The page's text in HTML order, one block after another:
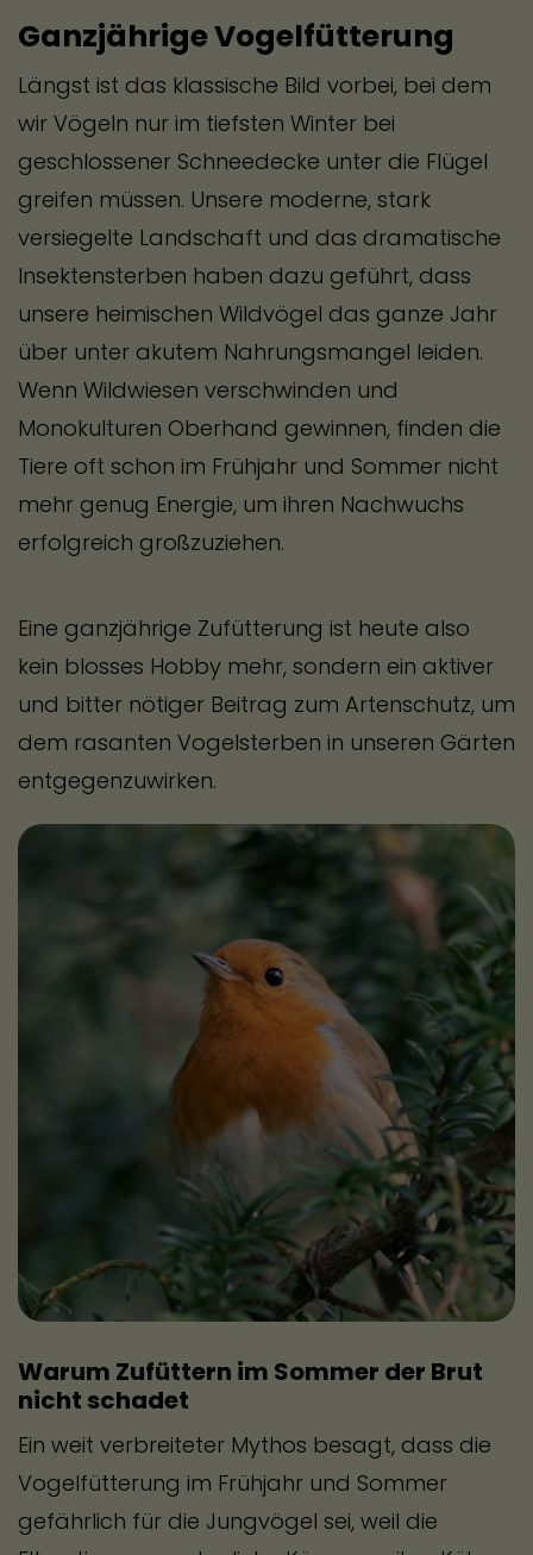
Pflanze stehen lassen
Damit die Vögel im Winter die nahrhaften
Samen picken können, lass die verblühten
Blütenstände stehen. Suche dir lediglich
eine Blüte aus und schneide sie ab, sobald
die Blütenblätter komplett abgefallen sind
und sich der igelartige Blütenkopf
tiefbraun bis fast schwarz verfärbt hat.
Der Stängel direkt unter dem Kopf sollte
sich trocken und holzig anfühlen.
Ernten
Wähle für die Ernte einen trockenen,
sonnigen Tag, damit keine Restfeuchtigkeit
in den Samen steckt. Schneide den reifen,
Stängel ab.
Samen gewinnen
Trocknen lassen
Lagern
Ganzjährige Vogelfütterung
Längst ist das klassische Bild vorbei, bei dem
wir Vögeln nur im tiefsten Winter bei
geschlossener Schneedecke unter die Flügel
greifen müssen. Unsere moderne, stark
versiegelte Landschaft und das dramatische
Insektensterben haben dazu geführt, dass
unsere heimischen Wildvögel das ganze Jahr
über unter akutem Nahrungsmangel leiden.
Wenn Wildwiesen verschwinden und
Monokulturen Oberhand gewinnen, finden die
Tiere oft schon im Frühjahr und Sommer nicht
mehr genug Energie, um ihren Nachwuchs
erfolgreich großzuziehen.
Eine ganzjährige Zufütterung ist heute also
kein blosses Hobby mehr, sondern ein aktiver
und bitter nötiger Beitrag zum Artenschutz, um
dem rasanten Vogelsterben in unseren Gärten
entgegenzuwirken.
Warum Zufüttern im Sommer der Brut
nicht schadet
Ein weit verbreiteter Mythos besagt, dass die
Vogelfütterung im Frühjahr und Sommer
gefährlich für die Jungvögel sei, weil die